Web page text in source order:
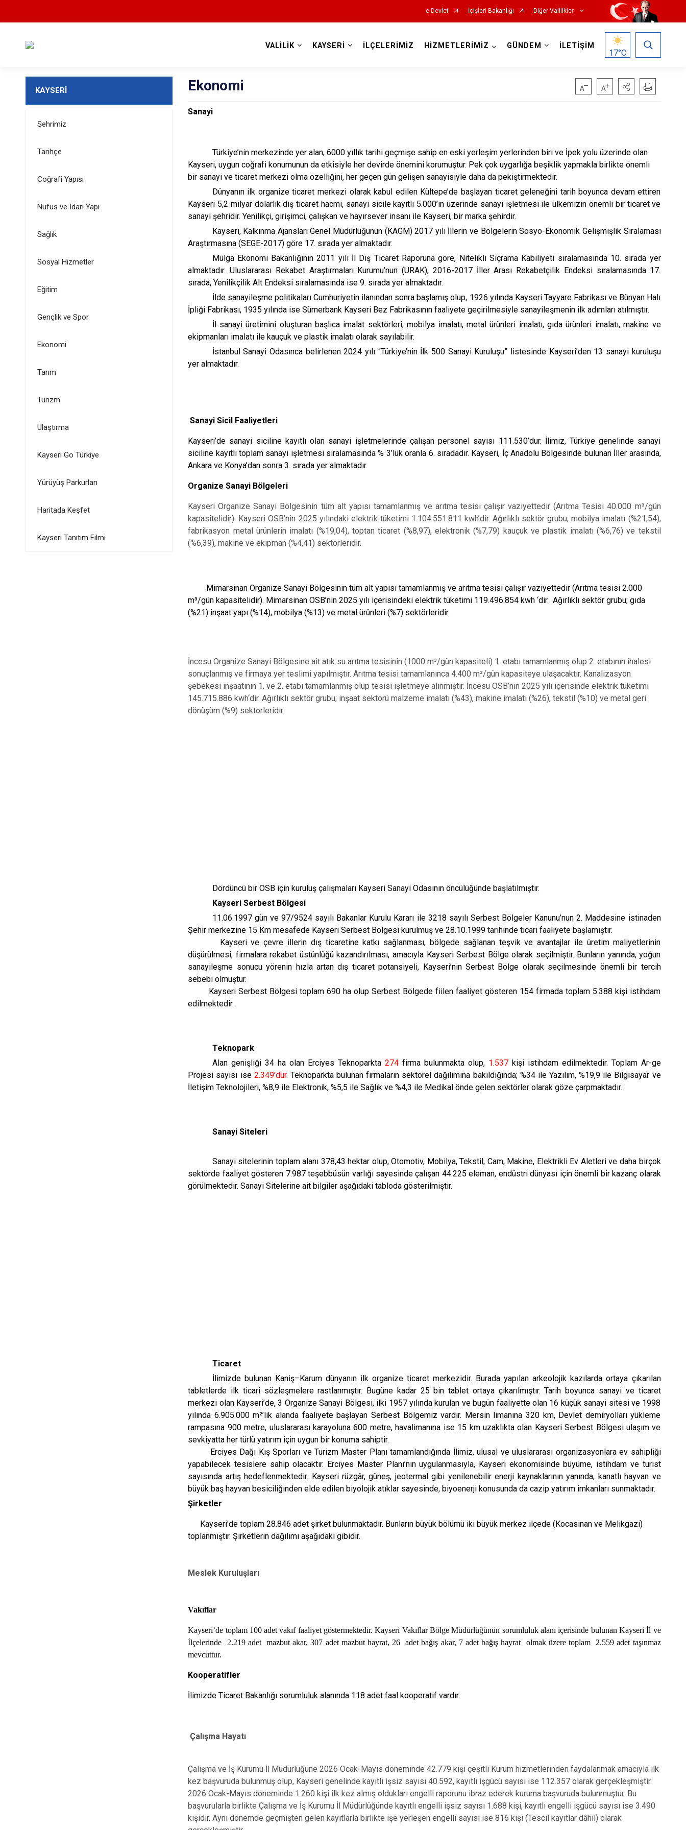
e-Devlet İçişleri Bakanlığı Diğer Valilikler
VALİLİK KAYSERİ İLÇELERİMİZ HİZMETLERİMİZ GÜNDEM İLETİŞİM
17°C
KAYSERİ
Şehrimiz
Tarihçe
Coğrafi Yapısı
Nüfus ve İdari Yapı
Sağlık
Sosyal Hizmetler
Eğitim
Gençlik ve Spor
Ekonomi
Tarım
Turizm
Ulaştırma
Kayseri Go Türkiye
Yürüyüş Parkurları
Haritada Keşfet
Kayseri Tanıtım Filmi
Ekonomi
Sanayi
Türkiye’nin merkezinde yer alan, 6000 yıllık tarihi geçmişe sahip en eski yerleşim yerlerinden biri ve İpek yolu üzerinde olan
Kayseri, uygun coğrafi konumunun da etkisiyle her devirde önemini korumuştur. Pek çok uygarlığa beşiklik yapmakla birlikte önemli
bir sanayi ve ticaret merkezi olma özelliğini, her geçen gün gelişen sanayisiyle daha da pekiştirmektedir.
Dünyanın ilk organize ticaret merkezi olarak kabul edilen Kültepe’de başlayan ticaret geleneğini tarih boyunca devam ettiren
Kayseri 5,2 milyar dolarlık dış ticaret hacmi, sanayi sicile kayıtlı 5.000’in üzerinde sanayi işletmesi ile ülkemizin önemli bir ticaret ve
sanayi şehridir. Yenilikçi, girişimci, çalışkan ve hayırsever insanı ile Kayseri, bir marka şehirdir.
Kayseri, Kalkınma Ajansları Genel Müdürlüğünün (KAGM) 2017 yılı İllerin ve Bölgelerin Sosyo-Ekonomik Gelişmişlik Sıralaması
Araştırmasına (SEGE-2017) göre 17. sırada yer almaktadır.
Mülga Ekonomi Bakanlığının 2011 yılı İl Dış Ticaret Raporuna göre, Nitelikli Sıçrama Kabiliyeti sıralamasında 10. sırada yer
almaktadır. Uluslararası Rekabet Araştırmaları Kurumu’nun (URAK), 2016-2017 İller Arası Rekabetçilik Endeksi sıralamasında 17.
sırada, Yenilikçilik Alt Endeksi sıralamasında ise 9. sırada yer almaktadır.
İlde sanayileşme politikaları Cumhuriyetin ilanından sonra başlamış olup, 1926 yılında Kayseri Tayyare Fabrikası ve Bünyan Halı
İpliği Fabrikası, 1935 yılında ise Sümerbank Kayseri Bez Fabrikasının faaliyete geçirilmesiyle sanayileşmenin ilk adımları atılmıştır.
İl sanayi üretimini oluşturan başlıca imalat sektörleri; mobilya imalatı, metal ürünleri imalatı, gıda ürünleri imalatı, makine ve
ekipmanları imalatı ile kauçuk ve plastik imalatı olarak sayılabilir.
İstanbul Sanayi Odasınca belirlenen 2024 yılı “Türkiye’nin İlk 500 Sanayi Kuruluşu” listesinde Kayseri’den 13 sanayi kuruluşu
yer almaktadır.
Sanayi Sicil Faaliyetleri
Kayseri’de sanayi siciline kayıtlı olan sanayi işletmelerinde çalışan personel sayısı 111.530’dur. İlimiz, Türkiye genelinde sanayi
siciline kayıtlı toplam sanayi işletmesi sıralamasında % 3’lük oranla 6. sıradadır. Kayseri, İç Anadolu Bölgesinde bulunan İller arasında,
Ankara ve Konya’dan sonra 3. sırada yer almaktadır.
Organize Sanayi Bölgeleri
Kayseri Organize Sanayi Bölgesinin tüm alt yapısı tamamlanmış ve arıtma tesisi çalışır vaziyettedir (Arıtma Tesisi 40.000 m³/gün
kapasitelidir). Kayseri OSB’nin 2025 yılındaki elektrik tüketimi 1.104.551.811 kwh’dir. Ağırlıklı sektör grubu; mobilya imalatı (%21,54),
fabrikasyon metal ürünlerin imalatı (%19,04), toptan ticaret (%8,97), elektronik (%7,79) kauçuk ve plastik imalatı (%6,76) ve tekstil
(%6,39), makine ve ekipman (%4,41) sektörleridir.
Mimarsinan Organize Sanayi Bölgesinin tüm alt yapısı tamamlanmış ve arıtma tesisi çalışır vaziyettedir (Arıtma tesisi 2.000
m³/gün kapasitelidir). Mimarsinan OSB’nin 2025 yılı içerisindeki elektrik tüketimi 119.496.854 kwh ‘dir. Ağırlıklı sektör grubu; gıda
(%21) inşaat yapı (%14), mobilya (%13) ve metal ürünleri (%7) sektörleridir.
İncesu Organize Sanayi Bölgesine ait atık su arıtma tesisinin (1000 m³/gün kapasiteli) 1. etabı tamamlanmış olup 2. etabının ihalesi
sonuçlanmış ve firmaya yer teslimi yapılmıştır. Arıtma tesisi tamamlanınca 4.400 m³/gün kapasiteye ulaşacaktır. Kanalizasyon
şebekesi inşaatının 1. ve 2. etabı tamamlanmış olup tesisi işletmeye alınmıştır. İncesu OSB’nin 2025 yılı içerisinde elektrik tüketimi
145.715.886 kwh‘dir. Ağırlıklı sektör grubu; inşaat sektörü malzeme imalatı (%43), makine imalatı (%26), tekstil (%10) ve metal geri
dönüşüm (%9) sektörleridir.
Dördüncü bir OSB için kuruluş çalışmaları Kayseri Sanayi Odasının öncülüğünde başlatılmıştır.
Kayseri Serbest Bölgesi
11.06.1997 gün ve 97/9524 sayılı Bakanlar Kurulu Kararı ile 3218 sayılı Serbest Bölgeler Kanunu’nun 2. Maddesine istinaden
Şehir merkezine 15 Km mesafede Kayseri Serbest Bölgesi kurulmuş ve 28.10.1999 tarihinde ticari faaliyete başlamıştır.
Kayseri ve çevre illerin dış ticaretine katkı sağlanması, bölgede sağlanan teşvik ve avantajlar ile üretim maliyetlerinin
düşürülmesi, firmalara rekabet üstünlüğü kazandırılması, amacıyla Kayseri Serbest Bölge olarak seçilmiştir. Bunların yanında, yoğun
sanayileşme sonucu yörenin hızla artan dış ticaret potansiyeli, Kayseri’nin Serbest Bölge olarak seçilmesinde önemli bir tercih
sebebi olmuştur.
Kayseri Serbest Bölgesi toplam 690 ha olup Serbest Bölgede fiilen faaliyet gösteren 154 firmada toplam 5.388 kişi istihdam
edilmektedir.
Teknopark
Alan genişliği 34 ha olan Erciyes Teknoparkta 274firma bulunmakta olup, 1.537 kişi istihdam edilmektedir. Toplam Ar-ge
Projesi sayısı ise 2.349’dur. Teknoparkta bulunan firmaların sektörel dağılımına bakıldığında; %34 ile Yazılım, %19,9 ile Bilgisayar ve
İletişim Teknolojileri, %8,9 ile Elektronik, %5,5 ile Sağlık ve %4,3 ile Medikal önde gelen sektörler olarak göze çarpmaktadır.
Sanayi Siteleri
Sanayi sitelerinin toplam alanı 378,43 hektar olup, Otomotiv, Mobilya, Tekstil, Cam, Makine, Elektrikli Ev Aletleri ve daha birçok
sektörde faaliyet gösteren 7.987 teşebbüsün varlığı sayesinde çalışan 44.225 eleman, endüstri dünyası için önemli bir kazanç olarak
görülmektedir. Sanayi Sitelerine ait bilgiler aşağıdaki tabloda gösterilmiştir.
Ticaret
İlimizde bulunan Kaniş–Karum dünyanın ilk organize ticaret merkezidir. Burada yapılan arkeolojik kazılarda ortaya çıkarılan
tabletlerde ilk ticari sözleşmelere rastlanmıştır. Bugüne kadar 25 bin tablet ortaya çıkarılmıştır. Tarih boyunca sanayi ve ticaret
merkezi olan Kayseri’de, 3 Organize Sanayi Bölgesi, ilki 1957 yılında kurulan ve bugün faaliyette olan 16 küçük sanayi sitesi ve 1998
yılında 6.905.000 m²’lik alanda faaliyete başlayan Serbest Bölgemiz vardır. Mersin limanına 320 km, Devlet demiryolları yükleme
rampasına 900 metre, uluslararası karayoluna 600 metre, havalimanına ise 15 km uzaklıkta olan Kayseri Serbest Bölgesi ulaşım ve
sevkiyatta her türlü yatırım için uygun bir konuma sahiptir.
Erciyes Dağı Kış Sporları ve Turizm Master Planı tamamlandığında İlimiz, ulusal ve uluslararası organizasyonlara ev sahipliği
yapabilecek tesislere sahip olacaktır. Erciyes Master Planı’nın uygulanmasıyla, Kayseri ekonomisinde büyüme, istihdam ve turist
sayısında artış hedeflenmektedir. Kayseri rüzgâr, güneş, jeotermal gibi yenilenebilir enerji kaynaklarının yanında, kanatlı hayvan ve
büyük baş hayvan besiciliğinden elde edilen biyolojik atıklar sayesinde, biyoenerji konusunda da cazip yatırım imkanları sunmaktadır.
Şirketler
Kayseri'de toplam 28.846 adet şirket bulunmaktadır. Bunların büyük bölümü iki büyük merkez ilçede (Kocasinan ve Melikgazi)
toplanmıştır. Şirketlerin dağılımı aşağıdaki gibidir.
Meslek Kuruluşları
Vakıflar
Kayseri’de toplam 100 adet vakıf faaliyet göstermektedir. Kayseri Vakıflar Bölge Müdürlüğünün sorumluluk alanı içerisinde bulunan Kayseri İl ve
İlçelerinde 2.219 adet mazbut akar, 307 adet mazbut hayrat, 26 adet bağış akar, 7 adet bağış hayrat olmak üzere toplam 2.559 adet taşınmaz
mevcuttur.
Kooperatifler
İlimizde Ticaret Bakanlığı sorumluluk alanında 118 adet faal kooperatif vardır.
Çalışma Hayatı
Çalışma ve İş Kurumu İl Müdürlüğüne 2026 Ocak-Mayıs döneminde 42.779 kişi çeşitli Kurum hizmetlerinden faydalanmak amacıyla ilk
kez başvuruda bulunmuş olup, Kayseri genelinde kayıtlı işsiz sayısı 40.592, kayıtlı işgücü sayısı ise 112.357 olarak gerçekleşmiştir.
2026 Ocak-Mayıs döneminde 1.260 kişi ilk kez almış oldukları engelli raporunu ibraz ederek kuruma başvuruda bulunmuştur. Bu
başvurularla birlikte Çalışma ve İş Kurumu İl Müdürlüğünde kayıtlı engelli işsiz sayısı 1.688 kişi, kayıtlı engelli işgücü sayısı ise 3.490
kişidir. Aynı dönemde geçmişten gelen kayıtlarla birlikte işe yerleşen engelli sayısı ise 816 kişi (Tescil kayıtlar dâhil) olarak